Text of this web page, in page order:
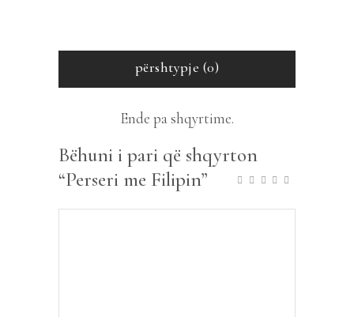
përshtypje (0)
Ende pa shqyrtime.
Bëhuni i pari që shqyrton
“Perseri me Filipin”